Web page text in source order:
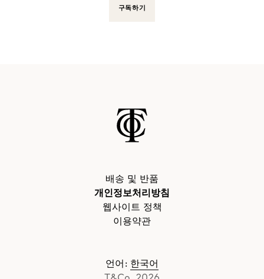
구독하기
배송 및 반품
개인정보처리방침
웹사이트 정책
이용약관
언어 : 한국어